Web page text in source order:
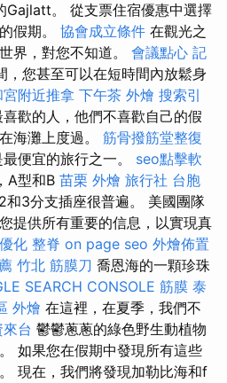
Gajlatt。 從支票住宿優惠中選擇
假期。 協會成立條件 在觀光之
界，對您不知道。 會議點心 記
，您甚至可以在短時間內放鬆身
宮附近推拿 下午茶 外燴 搜索引
歡的人，他們不喜歡自己的假
海灘上度過。 筋骨撥筋堂整復
便宜的旅行之一。 seo點擊軟
A型和B 苗栗 外燴 旅行社 台胞
2和3分支插座很普遍。 美國團隊
提供所有重要的信息，以實現真
化 整脊 on page seo 外燴佈置
竹北 筋膜刀 喬恩海的一顆珍珠
SEARCH CONSOLE 筋膜 泰
外燴 在這裡，在夏季，我們不
台 鬱鬱蔥蔥的綠色野生動植物
如果您在假期中發現所有這些
現在，我們將發現加勒比海和f